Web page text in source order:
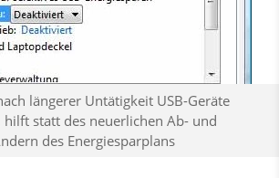
längerer Untätigkeit USB-Geräte
statt des neuerlichen Ab- und
des Energiesparplans